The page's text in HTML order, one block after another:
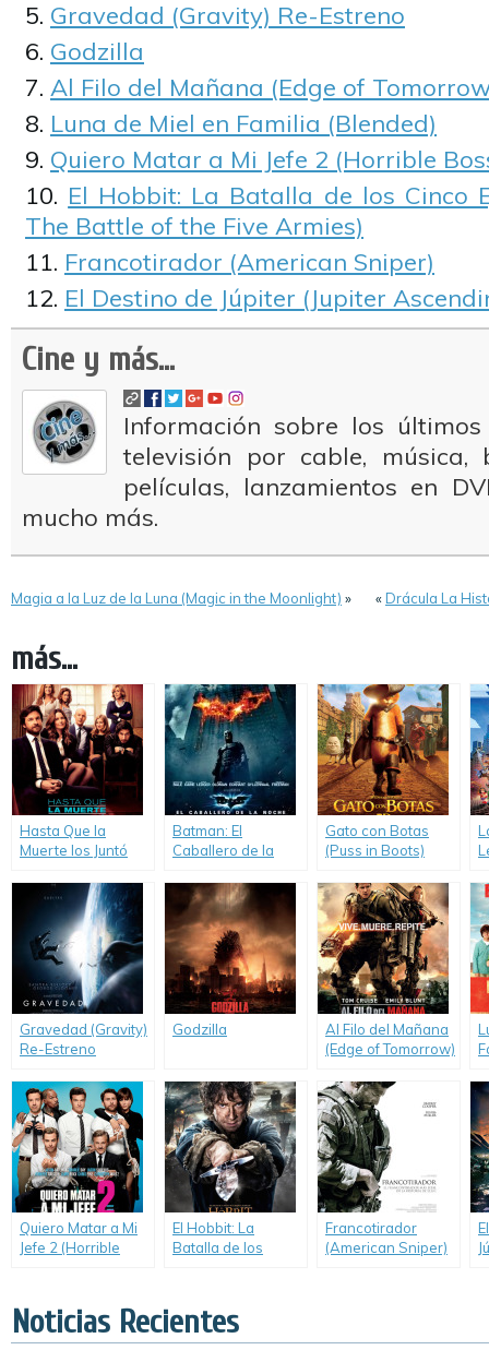
Gravedad (Gravity) Re-Estreno
Godzilla
Al Filo del Mañana (Edge of
Luna de Miel en Familia (Blended)
Quiero Matar a Mi Jefe 2 (Horrible
El Hobbit: La Batalla de los Cinco
The Battle of the Five Armies)
Francotirador (American Sniper)
El Destino de Júpiter (Jupiter
Cine y más...
Información sobre los
televisión por cable, música,
películas, lanzamientos en
mucho más.
Magia a la Luz de la Luna (Magic in the Moonlight) » «Drácula La
más...
Hasta Que la
Muerte los Juntó
Leave You)
Batman: El
Caballero de la
Knight)
Gato con Botas
(Puss in Boots)
Gravedad (Gravity)
Re-Estreno
Godzilla
Al Filo del Mañana
(Edge of Tomorrow)
Quiero Matar a Mi
Jefe 2 (Horrible
El Hobbit: La
Batalla de los
Francotirador
(American Sniper)
Noticias Recientes